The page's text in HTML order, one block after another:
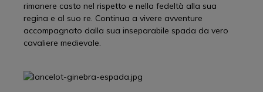
rimanere casto nel rispetto e nella fedeltà alla sua
regina e al suo re. Continua a vivere avventure
accompagnato dalla sua inseparabile spada da vero
cavaliere medievale.